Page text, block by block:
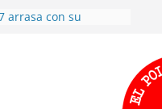
arrasa con su